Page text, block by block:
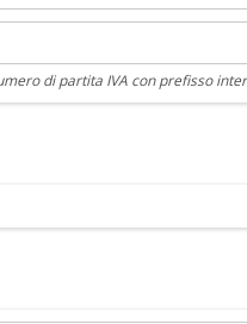
di partita IVA con prefisso